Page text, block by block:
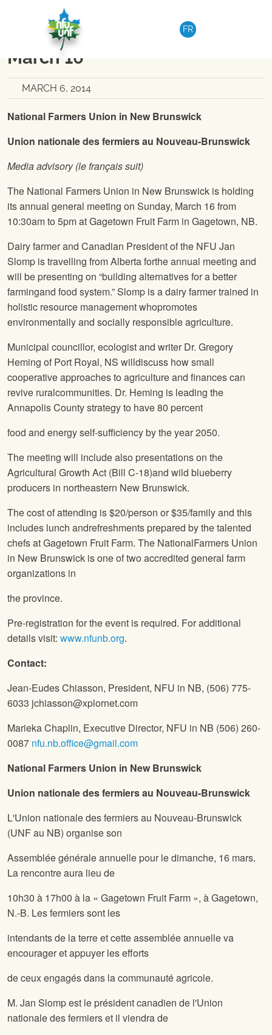
FR
REGION 1-DISTRICT 2
NFU in NB Annual Meeting
March 16
MARCH 6, 2014
National Farmers Union in New Brunswick
Union nationale des fermiers au Nouveau-Brunswick
Media advisory (le français suit)
The National Farmers Union in New Brunswick is holding
its annual general meeting on Sunday, March 16 from
10:30am to 5pm at Gagetown Fruit Farm in Gagetown, NB.
Dairy farmer and Canadian President of the NFU Jan
Slomp is travelling from Alberta forthe annual meeting and
will be presenting on “building alternatives for a better
farmingand food system.” Slomp is a dairy farmer trained in
holistic resource management whopromotes
environmentally and socially responsible agriculture.
Municipal councillor, ecologist and writer Dr. Gregory
Heming of Port Royal, NS willdiscuss how small
cooperative approaches to agriculture and finances can
revive ruralcommunities. Dr. Heming is leading the
Annapolis County strategy to have 80 percent
food and energy self-sufficiency by the year 2050.
The meeting will include also presentations on the
Agricultural Growth Act (Bill C-18)and wild blueberry
producers in northeastern New Brunswick.
The cost of attending is $20/person or $35/family and this
includes lunch andrefreshments prepared by the talented
chefs at Gagetown Fruit Farm. The NationalFarmers Union
in New Brunswick is one of two accredited general farm
organizations in
the province.
Pre-registration for the event is required. For additional
details visit: www.nfunb.org.
Contact:
Jean-Eudes Chiasson, President, NFU in NB, (506) 775-
6033 jchiasson@xplornet.com
Marieka Chaplin, Executive Director, NFU in NB (506) 260-
0087 nfu.nb.office@gmail.com
National Farmers Union in New Brunswick
Union nationale des fermiers au Nouveau-Brunswick
L'Union nationale des fermiers au Nouveau-Brunswick
(UNF au NB) organise son
Assemblée générale annuelle pour le dimanche, 16 mars.
La rencontre aura lieu de
10h30 à 17h00 à la « Gagetown Fruit Farm », à Gagetown,
N.-B. Les fermiers sont les
intendants de la terre et cette assemblée annuelle va
encourager et appuyer les efforts
de ceux engagés dans la communauté agricole.
M. Jan Slomp est le président canadien de l'Union
nationale des fermiers et il viendra de